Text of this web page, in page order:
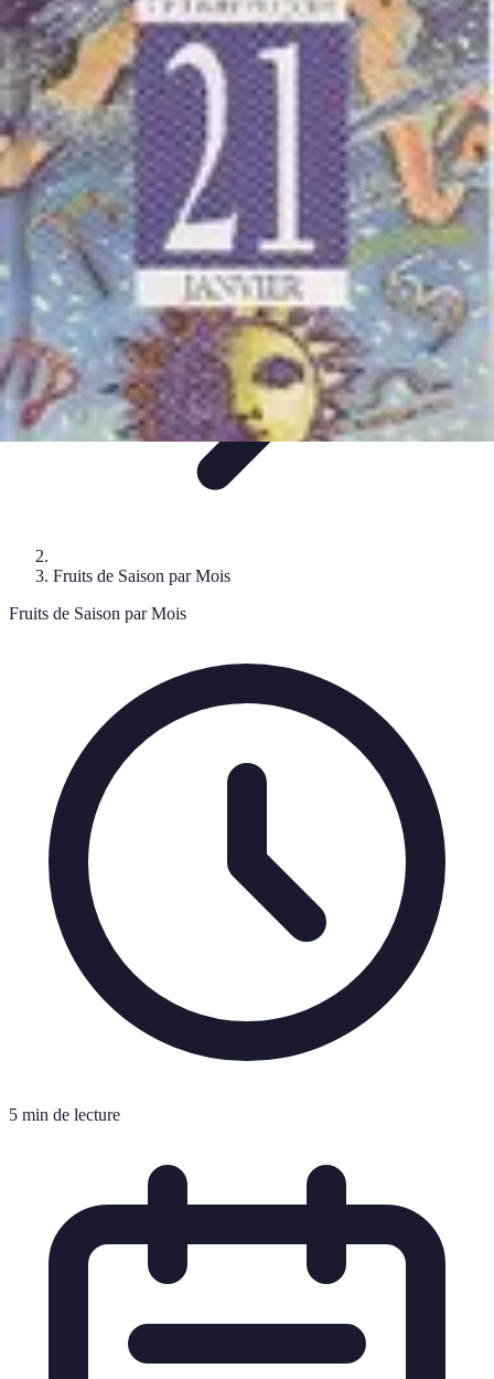
Fruits de Saison
PrintempsSaisonsAlimentation saineArticles Mensuels
Choix et
Conservation
Fruits de Saison
Fruits de Saison par Mois
Fruits de Saison par Mois
5 min de lecture